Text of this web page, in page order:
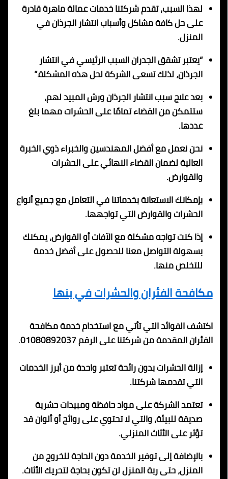
لهذا السبب، تقدم شركتنا خدمات عمالة ماهرة قادرة
على حل كافة مشاكل وأسباب انتشار الجرذان في
المنزل.
“يعتبر تشقق الجدران السبب الرئيسي في انتشار
الجرذان، لذلك تسعى الشركة لحل هذه المشكلة.”
بعد علاج سبب انتشار الجرذان ورش المبيد لهم،
ستتمكن من القضاء تمامًا على الحشرات مهما بلغ
عددها.
نحن نعمل مع أفضل المهندسين والخبراء ذوي الخبرة
العالية لضمان القضاء النهائي على الحشرات
والقوارض.
بإمكانك الاستعانة بخدماتنا في التعامل مع جميع أنواع
الحشرات والقوارض التي تواجهها.
إذا كنت تواجه مشكلة مع الآفات أو القوارض، يمكنك
بسهولة التواصل معنا للحصول على أفضل خدمة
للتخلص منها.
مكافحة الفئران والحشرات في بنها
اكتشف الفوائد التي تأتي مع استخدام خدمة مكافحة
الفئران المقدمة من شركتنا على الرقم 01080892037.
إزالة الحشرات بدون رائحة تعتبر واحدة من أبرز الخدمات
التي تقدمها شركتنا.
تعتمد الشركة على مواد حافظة ومبيدات حشرية
صديقة للبيئة، والتي لا تحتوي على روائح أو ألوان قد
تؤثر على الأثاث المنزلي.
بالإضافة إلى توفير الخدمة دون الحاجة للخروج من
المنزل، حتى ربة المنزل لن تكون بحاجة لتحريك الأثاث.